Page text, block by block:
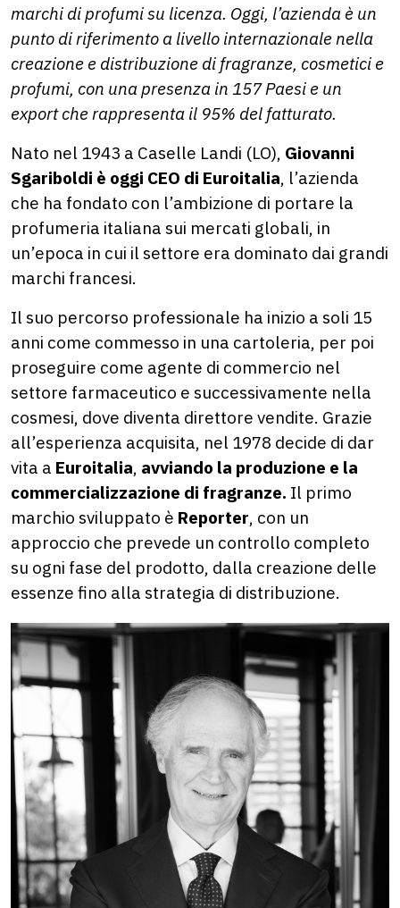
marchi di profumi su licenza. Oggi, l’azienda è un
punto di riferimento a livello internazionale nella
creazione e distribuzione di fragranze, cosmetici e
profumi, con una presenza in 157 Paesi e un
export che rappresenta il 95% del fatturato.
Nato nel 1943 a Caselle Landi (LO), Giovanni
Sgariboldi è oggi CEO di Euroitalia, l’azienda
che ha fondato con l’ambizione di portare la
profumeria italiana sui mercati globali, in
un’epoca in cui il settore era dominato dai grandi
marchi francesi.
Il suo percorso professionale ha inizio a soli 15
anni come commesso in una cartoleria, per poi
proseguire come agente di commercio nel
settore farmaceutico e successivamente nella
cosmesi, dove diventa direttore vendite. Grazie
all’esperienza acquisita, nel 1978 decide di dar
vita a Euroitalia, avviando la produzione e la
commercializzazione di fragranze. Il primo
marchio sviluppato è Reporter, con un
approccio che prevede un controllo completo
su ogni fase del prodotto, dalla creazione delle
essenze fino alla strategia di distribuzione.